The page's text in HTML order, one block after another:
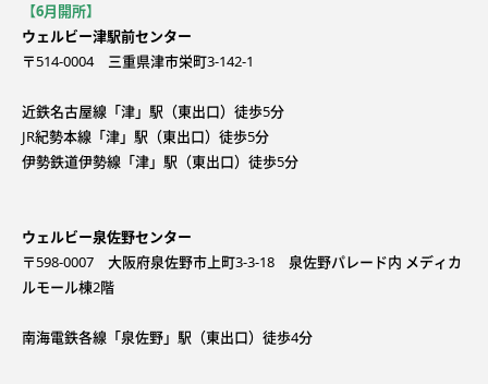
【6月開所】
ウェルビー津駅前センター
〒514-0004 三重県津市栄町3-142-1
近鉄名古屋線「津」駅（東出口）徒歩5分
JR紀勢本線「津」駅（東出口）徒歩5分
伊勢鉄道伊勢線「津」駅（東出口）徒歩5分
ウェルビー泉佐野センター
〒598-0007 大阪府泉佐野市上町3-3-18 泉佐野パレード内 メディカ
ルモール棟2階
南海電鉄各線「泉佐野」駅（東出口）徒歩4分